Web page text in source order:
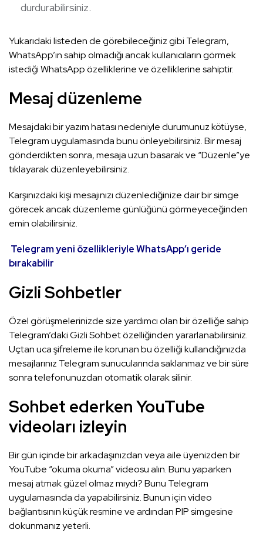
durdurabilirsiniz.
Yukarıdaki listeden de görebileceğiniz gibi Telegram,
WhatsApp’ın sahip olmadığı ancak kullanıcıların görmek
istediği WhatsApp özelliklerine ve özelliklerine sahiptir.
Mesaj düzenleme
Mesajdaki bir yazım hatası nedeniyle durumunuz kötüyse,
Telegram uygulamasında bunu önleyebilirsiniz. Bir mesaj
gönderdikten sonra, mesaja uzun basarak ve “Düzenle”ye
tıklayarak düzenleyebilirsiniz.
Karşınızdaki kişi mesajınızı düzenlediğinize dair bir simge
görecek ancak düzenleme günlüğünü görmeyeceğinden
emin olabilirsiniz.
Telegram yeni özellikleriyle WhatsApp’ı geride
bırakabilir
Gizli Sohbetler
Özel görüşmelerinizde size yardımcı olan bir özelliğe sahip
Telegram’daki Gizli Sohbet özelliğinden yararlanabilirsiniz.
Uçtan uca şifreleme ile korunan bu özelliği kullandığınızda
mesajlarınız Telegram sunucularında saklanmaz ve bir süre
sonra telefonunuzdan otomatik olarak silinir.
Sohbet ederken YouTube
videoları izleyin
Bir gün içinde bir arkadaşınızdan veya aile üyenizden bir
YouTube “okuma okuma” videosu alın. Bunu yaparken
mesaj atmak güzel olmaz mıydı? Bunu Telegram
uygulamasında da yapabilirsiniz. Bunun için video
bağlantısının küçük resmine ve ardından PIP simgesine
dokunmanız yeterli.